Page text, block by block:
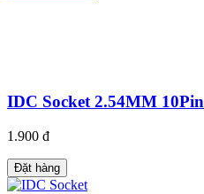
IDC Socket 2.54MM 10Pin
1.900 đ
Đặt hàng